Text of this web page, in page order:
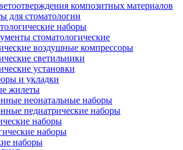
композитных материалов
для стоматологии
наборы
стоматологические
воздушные компрессоры
светильники
установки
и укладки
жилеты
неонатальные наборы
педиатрические наборы
наборы
наборы
наборы